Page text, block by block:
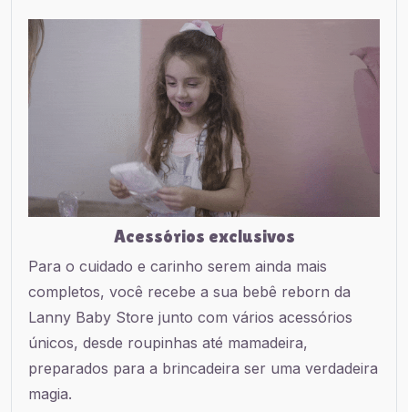
Acessórios exclusivos
Para o cuidado e carinho serem ainda mais
completos, você recebe a sua bebê reborn da
Lanny Baby Store junto com vários acessórios
únicos, desde roupinhas até mamadeira,
preparados para a brincadeira ser uma verdadeira
magia.